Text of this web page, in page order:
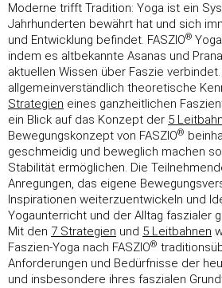
Moderne trifft Tradition: Yoga ist ein
Jahrhunderten bewährt hat und sich
und Entwicklung befindet. FASZIO®
indem es altbekannte Asanas und
aktuellen Wissen über Faszie
allgemeinverständlich theoretische
Strategien eines ganzheitlichen
ein Blick auf das Konzept der 5
Bewegungskonzept von FASZIO®
geschmeidig und beweglich machen
Stabilität ermöglichen. Die
Anregungen, das eigene
Inspirationen weiterzuentwickeln und
Yogaunterricht und der Alltag faszialer
Mit den 7 Strategien und 5 Leitbahnen
Faszien-Yoga nach FASZIO®
Anforderungen und Bedürfnisse der
und insbesondere ihres faszialen